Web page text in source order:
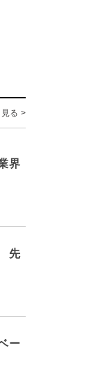
見る >
界
先
ー